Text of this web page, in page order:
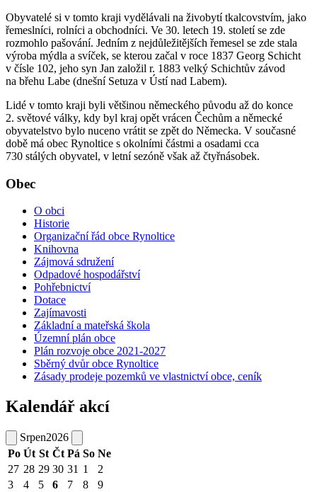
Obyvatelé si v tomto kraji vydělávali na živobytí tkalcovstvím, jako
řemeslníci, rolníci a obchodníci. Ve 30. letech 19. století se zde
rozmohlo pašování. Jedním z nejdůležitějších řemesel se zde stala
výroba mýdla a svíček, se kterou začal v roce 1837 Georg Schicht
v čísle 102, jeho syn Jan založil r. 1883 velký Schichtův závod
na břehu Labe (dnešní Setuza v Ústí nad Labem).
Lidé v tomto kraji byli většinou německého původu až do konce
2. světové války, kdy byl kraj opět vrácen Čechům a německé
obyvatelstvo bylo nuceno vrátit se zpět do Německa. V současné
době má obec Rynoltice s okolními částmi a osadami cca
730 stálých obyvatel, v letní sezóně však až čtyřnásobek.
Obec
O obci
Historie
Organizační řád obce Rynoltice
Knihovna
Zájmová sdružení
Odpadové hospodářství
Pohřebnictví
Dotace
Zajímavosti
Základní a mateřská škola
Územní plán obce
Plán rozvoje obce 2021-2027
Sběrný dvůr obce Rynoltice
Zásady prodeje pozemků ve vlastnictví obce, ceník
Kalendář akcí
Srpen2026
Po Út St Čt Pá So Ne
27 28 29 30 31 1
2
3
4 5 6 7 8
9